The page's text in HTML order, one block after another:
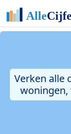
Verken alle
woningen,